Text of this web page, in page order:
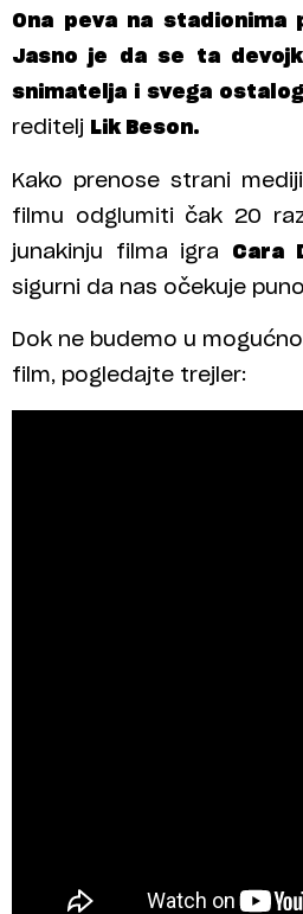
Ona peva na
Jasno je da se ta
snimatelja i svega ostalog
reditelj Lik Beson.
Kako prenose strani
filmu odglumiti čak 20
junakinju filma igra Cara
sigurni da nas očekuje
Dok ne budemo u
film, pogledajte trejler: